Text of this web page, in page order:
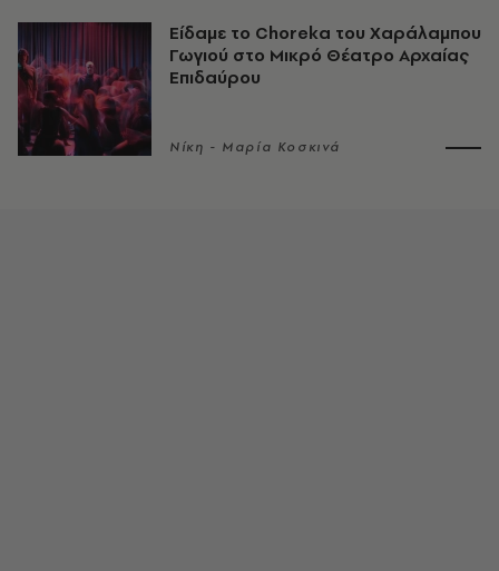
Είδαμε το Choreka του Χαράλαμπου
Γωγιού στο Μικρό Θέατρο Αρχαίας
Επιδαύρου
Νίκη - Μαρία Κοσκινά